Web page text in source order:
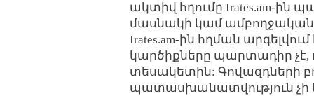
ակտիվ հղումը Irates.am-ին
մասնակի կամ ամբողջական
Irates.am-ին հղման
կարծիքները պարտադիր չէ,
տեսակետին: Գովազդների
պատասխանատվություն չի